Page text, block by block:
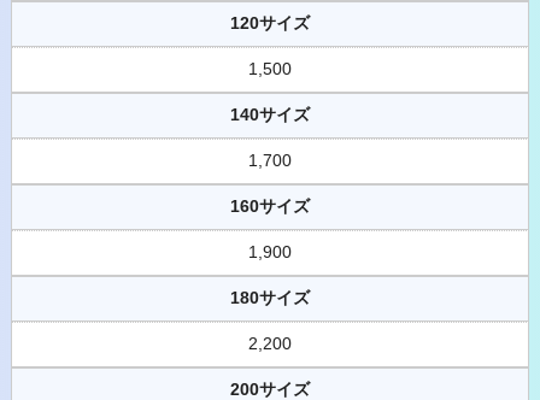
120サイズ
1,500
140サイズ
1,700
160サイズ
1,900
180サイズ
2,200
200サイズ